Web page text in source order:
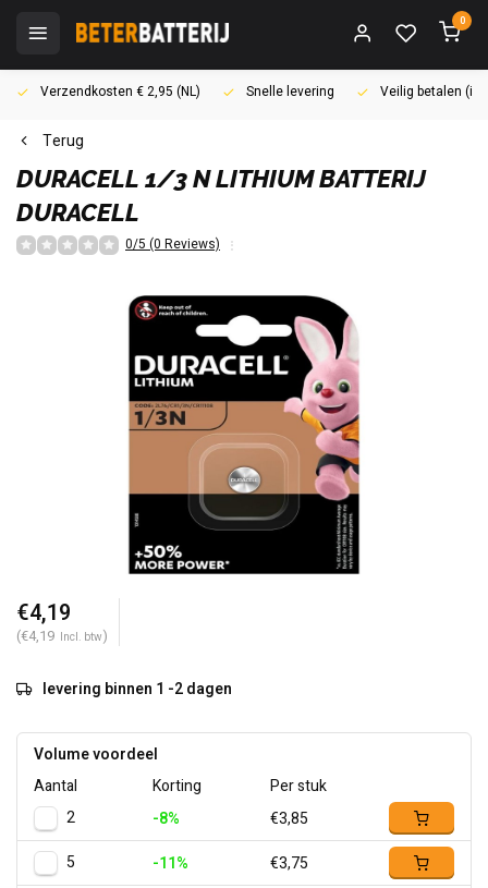
0
Verzendkosten € 2,95 (NL) Snelle levering Veilig betalen
Terug
DURACELL 1/3 N LITHIUM BATTERIJ
DURACELL
0/5 (0 Reviews)
€4,19
(€4,19 Incl. btw)
levering binnen 1 -2 dagen
Volume voordeel
Aantal
Korting
Per stuk
2
-8%
€3,85
5
-11%
€3,75